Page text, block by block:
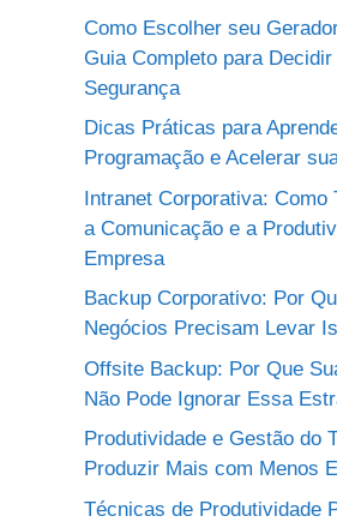
Como Escolher seu
Guia Completo para Decidir
Segurança
Dicas Práticas para
Programação e Acelerar
Intranet Corporativa: Como
a Comunicação e a
Empresa
Backup Corporativo: Por
Negócios Precisam Levar
Offsite Backup: Por Que
Não Pode Ignorar Essa
Produtividade e Gestão do
Produzir Mais com Menos
Técnicas de Produtividade